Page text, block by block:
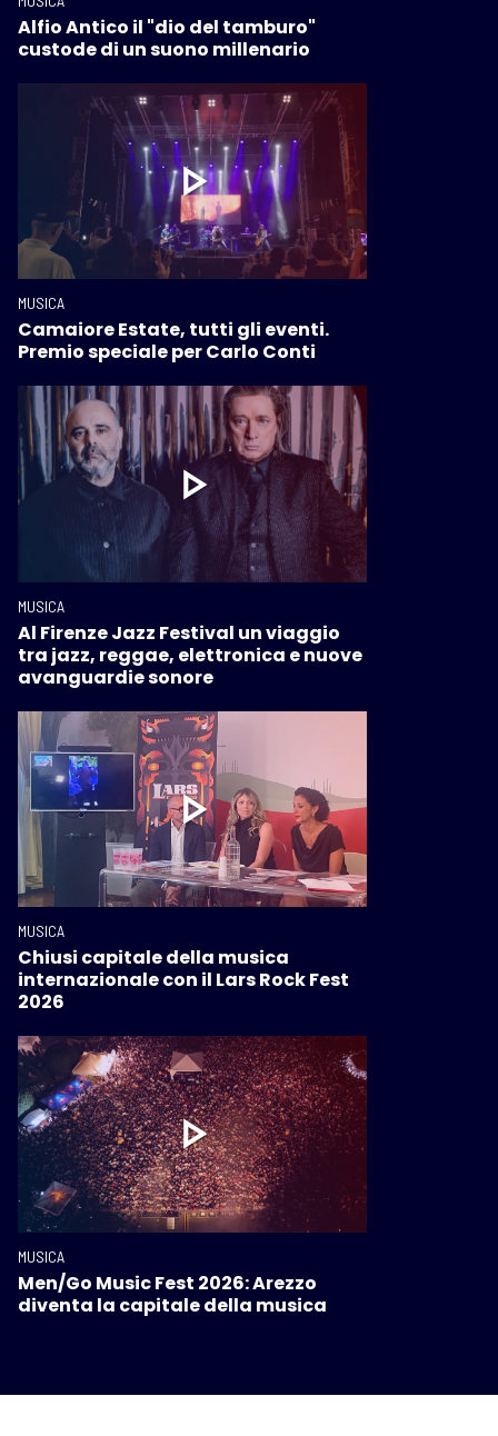
Alfio Antico il "dio del tamburo"
custode di un suono millenario
MUSICA
Camaiore Estate, tutti gli eventi.
Premio speciale per Carlo Conti
MUSICA
Al Firenze Jazz Festival un viaggio
tra jazz, reggae, elettronica e nuove
avanguardie sonore
MUSICA
Chiusi capitale della musica
internazionale con il Lars Rock Fest
2026
MUSICA
Men/Go Music Fest 2026: Arezzo
diventa la capitale della musica